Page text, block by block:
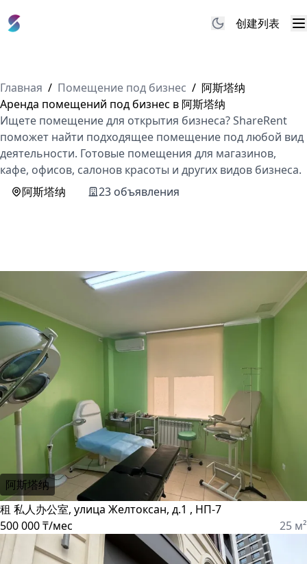
创建列表
Главная / Помещение под бизнес / 阿斯塔纳
Аренда помещений под бизнес в 阿斯塔纳
Ищете помещение для открытия бизнеса? ShareRent
поможет найти подходящее помещение под любой вид
деятельности. Готовые помещения для магазинов,
кафе, офисов, салонов красоты и других видов бизнеса.
阿斯塔纳
23 объявления
阿斯塔纳
租 私人办公室, улица Желтоксан, д.1 , НП-7
500 000 ₸/мес
25 м²